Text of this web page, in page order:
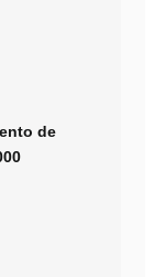
de